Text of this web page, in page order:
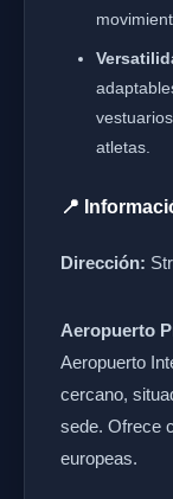
atletas.
📍
Dirección:
Aeropuerto
Aeropuerto
cercano,
sede. Ofrece
europeas.